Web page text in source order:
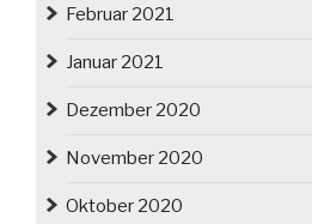
Februar 2021
Januar 2021
Dezember 2020
November 2020
Oktober 2020